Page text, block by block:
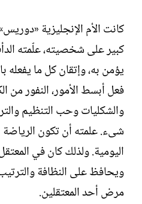
كانت الأم الإنجليزية
كبير على شخصيته، علّمته
يؤمن به، وإتقان كل ما
فعل أبسط الأمور، النفور من
والشكليات وحب التنظيم
شىء. علمته أن تكون الرياضة
اليومية. ولذلك كان في
ويحافظ على النظافة
مرض أحد المعتقلين.